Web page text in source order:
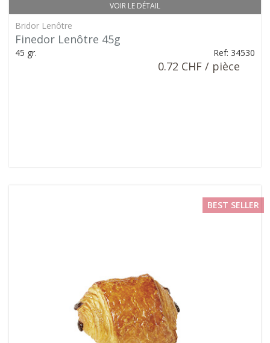
VOIR LE DÉTAIL
Bridor Lenôtre
Finedor Lenôtre 45g
45 gr. Ref: 34530
0.72 CHF / pièce
BEST SELLER